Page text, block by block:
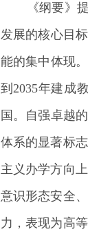
《纲要》
发展的核心目
能的集中体现
到2035年建成
国。自强卓越
体系的显著标
主义办学方向
意识形态安全
力，表现为高